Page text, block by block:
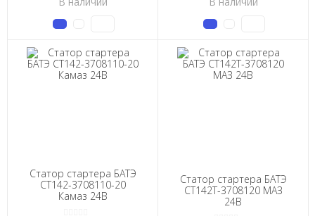
Статор стартера БАТЭ
СТ142-3708110-20
Камаз 24В
Статор стартера БАТЭ
СТ142Т-3708120 МАЗ
24В